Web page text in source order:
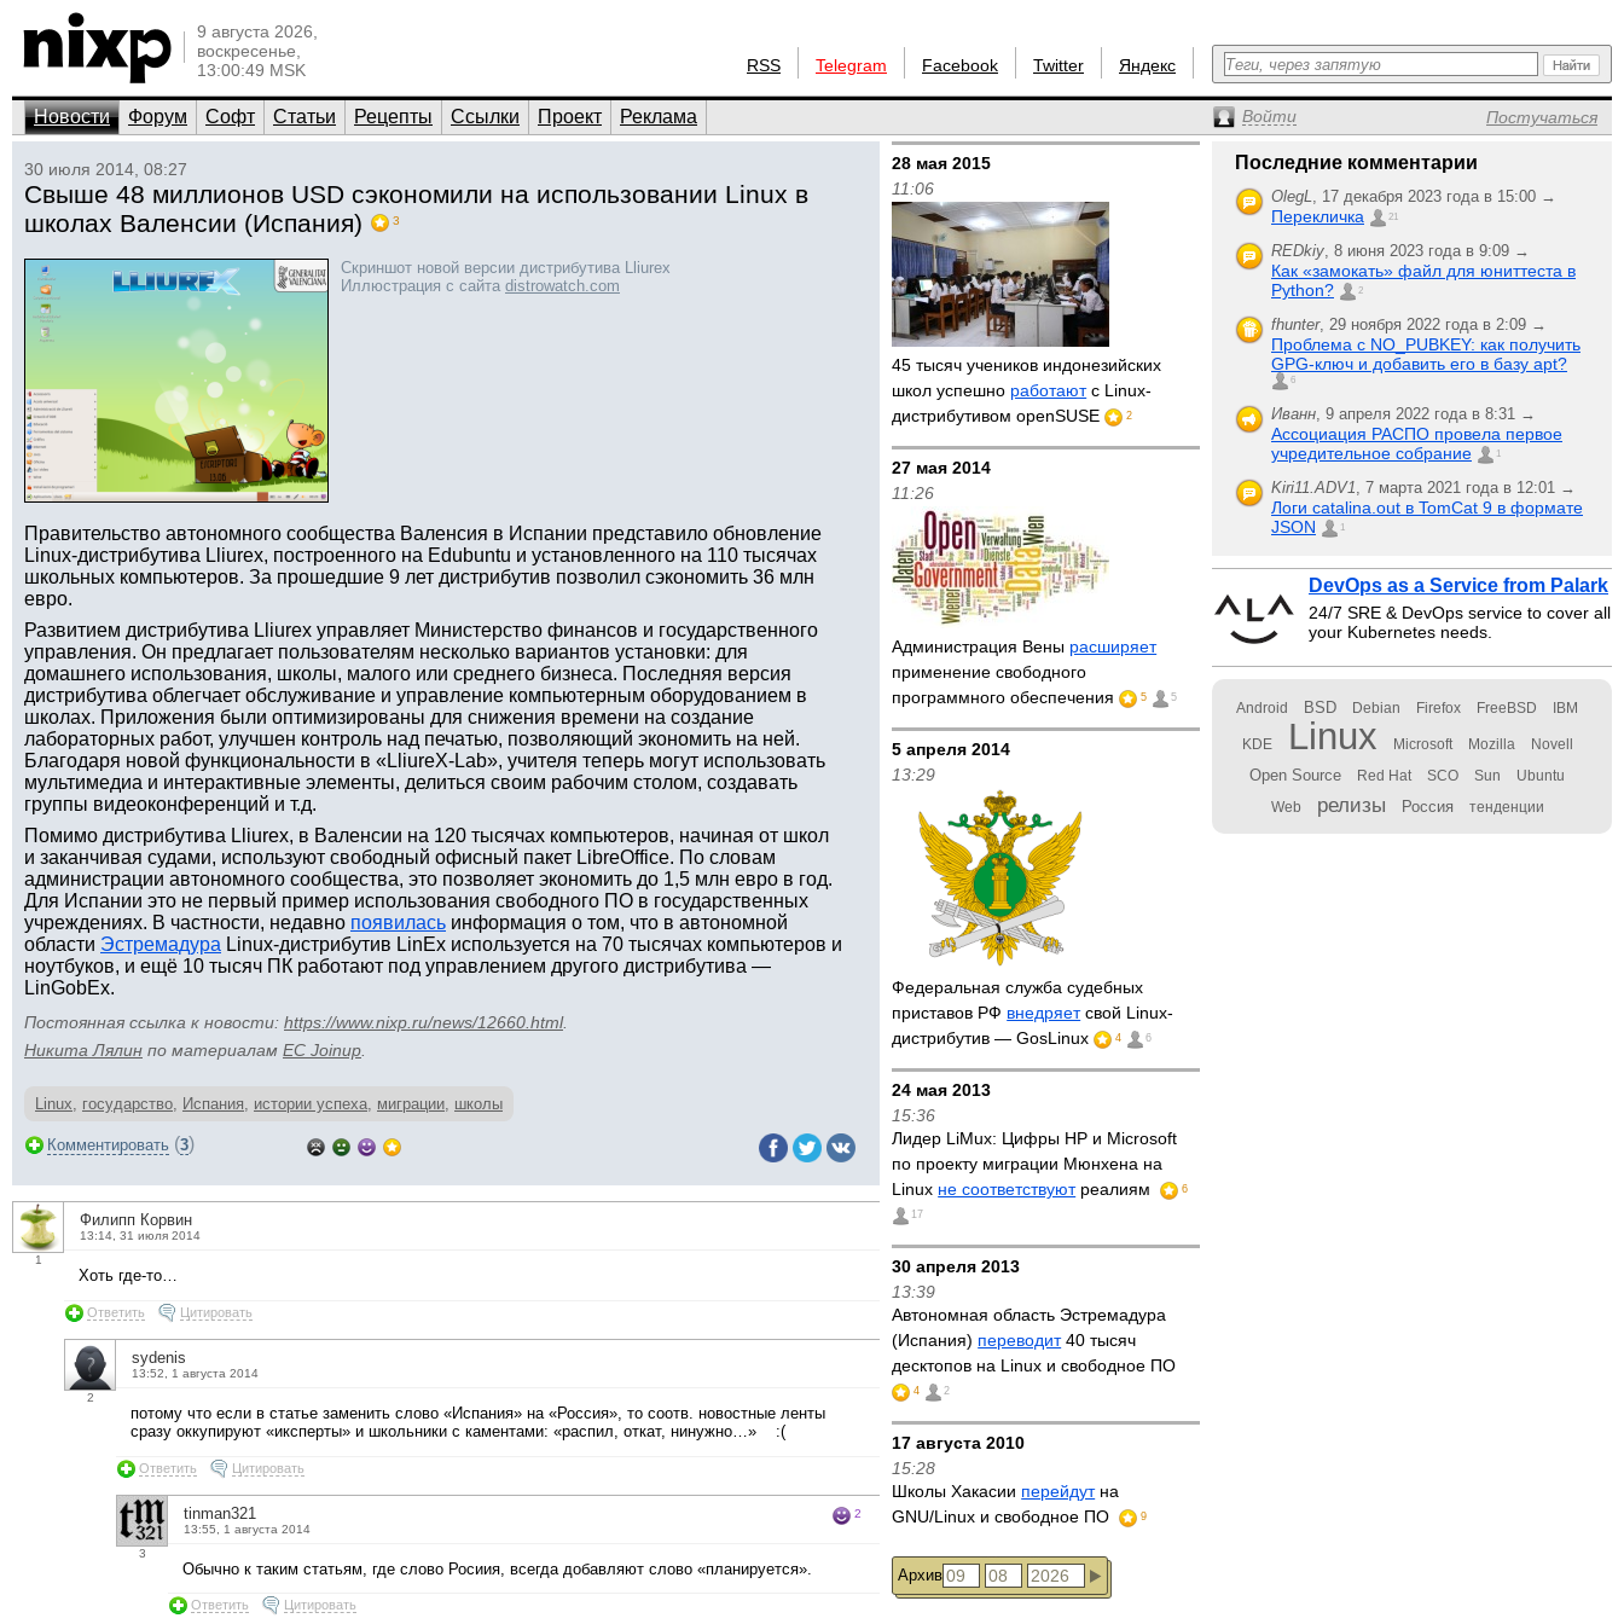
9 августа 2026,
воскресенье,
13:00:49 MSK
RSS Telegram Facebook Twitter Яндекс
Новости Форум Софт Статьи Рецепты Ссылки Проект Реклама Войти Постучаться
30 июля 2014, 08:27
Свыше 48 миллионов USD сэкономили на использовании Linux в
школах Валенсии (Испания)
3
Скриншот новой версии дистрибутива Lliurex
Иллюстрация с сайта distrowatch.com
Правительство автономного сообщества Валенсия в Испании представило обновление
Linux-дистрибутива Lliurex, построенного на Edubuntu и установленного на 110 тысячах
школьных компьютеров. За прошедшие 9 лет дистрибутив позволил сэкономить 36 млн
евро.
Развитием дистрибутива Lliurex управляет Министерство финансов и государственного
управления. Он предлагает пользователям несколько вариантов установки: для
домашнего использования, школы, малого или среднего бизнеса. Последняя версия
дистрибутива облегчает обслуживание и управление компьютерным оборудованием в
школах. Приложения были оптимизированы для снижения времени на создание
лабораторных работ, улучшен контроль над печатью, позволяющий экономить на ней.
Благодаря новой функциональности в «LliureX-Lab», учителя теперь могут использовать
мультимедиа и интерактивные элементы, делиться своим рабочим столом, создавать
группы видеоконференций и т.д.
Помимо дистрибутива Lliurex, в Валенсии на 120 тысячах компьютеров, начиная от школ
и заканчивая судами, используют свободный офисный пакет LibreOffice. По словам
администрации автономного сообщества, это позволяет экономить до 1,5 млн евро в год.
Для Испании это не первый пример использования свободного ПО в государственных
учреждениях. В частности, недавно появилась информация о том, что в автономной
области Эстремадура Linux-дистрибутив LinEx используется на 70 тысячах компьютеров и
ноутбуков, и ещё 10 тысяч ПК работают под управлением другого дистрибутива —
LinGobEx.
Постоянная ссылка к новости: https://www.nixp.ru/news/12660.html.
Никита Лялин по материалам EC Joinup
Linux, государство, Испания, истории успеха, миграции, школы
Комментировать (3)
1
Филипп Корвин
13:14, 31 июля 2014
Хоть где-то…
Ответить Цитировать
2
sydenis
13:52, 1 августа 2014
потому что если в статье заменить слово «Испания» на «Россия», то соотв. новостные ленты
сразу оккупируют «иксперты» и школьники с каментами: «распил, откат, нинужно…» :(
Ответить Цитировать
3
tinman321
13:55, 1 августа 2014
2
Обычно к таким статьям, где слово Росиия, всегда добавляют слово «планируется».
Ответить Цитировать
28 мая 2015
11:06
45 тысяч учеников индонезийских
школ успешно работаютс Linux-
дистрибутивом openSUSE
2
27 мая 2014
11:26
Администрация Вены расширяет
применение свободного
программного обеспечения
5 5
5 апреля 2014
13:29
Федеральная служба судебных
приставов РФ внедряетсвой Linux-
дистрибутив — GosLinux
4 6
24 мая 2013
15:36
Лидер LiMux: Цифры HP и Microsoft
по проекту миграции Мюнхена на
Linux не соответствуютреалиям 6
17
30 апреля 2013
13:39
Автономная область Эстремадура
(Испания) переводит40 тысяч
десктопов на Linux и свободное ПО
4 2
17 августа 2010
15:28
Школы Хакасии перейдутна
GNU/Linux и свободное ПО
9
Архив
Последние комментарии
OlegL, 17 декабря 2023 года в 15:00 →
Перекличка 21
REDkiy, 8 июня 2023 года в 9:09 →
Как «замокать» файл для юниттеста в
Python?
2
fhunter, 29 ноября 2022 года в 2:09 →
Проблема с NO_PUBKEY: как получить
GPG-ключ и добавить его в базу apt?
6
Иванн, 9 апреля 2022 года в 8:31 →
Ассоциация РАСПО провела первое
учредительное собрание
1
Kiri11.ADV1, 7 марта 2021 года в 12:01 →
Логи catalina.out в TomCat 9 в формате
JSON
1
DevOps as a Service from Palark
24/7 SRE & DevOps service to cover all
your Kubernetes needs.
Android BSD Debian Firefox FreeBSD IBM
KDE Linux Microsoft Mozilla Novell
Open Source Red Hat SCO Sun Ubuntu
Web релизы Россия тенденции